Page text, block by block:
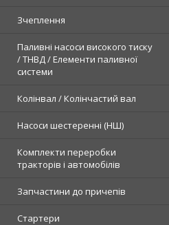
Зчеплення
Паливні насоси високого тиску
/ ТНВД / Елементи паливної
системи
Колінвал / Колінчастий вал
Насоси шестеренні (НШ)
Комплекти переробки
тракторів і автомобілів
Запчастини до причепів
Стартери